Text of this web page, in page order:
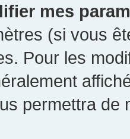
mes
(si vous
Pour les
permettra de